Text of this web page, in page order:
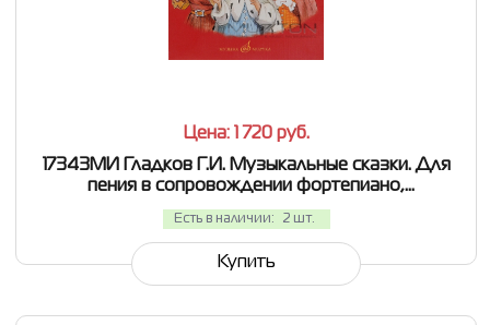
Цена: 1 720 руб.
17343МИ Гладков Г.И. Музыкальные сказки. Для
пения в сопровождении фортепиано,
Издательство "Музыка"
Есть в наличии: 2 шт.
Купить